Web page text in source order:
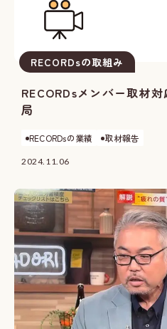
RECORDsの取組み
RECORDsメンバー取材
局
RECORDsの業績 取材報告
2024.11.06